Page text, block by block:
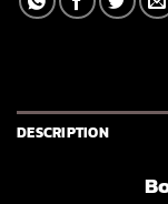
DESCRIPTION